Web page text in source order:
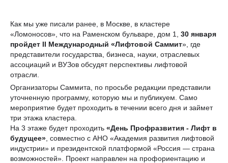
Как мы уже писали ранее, в Москве, в кластере
«Ломоносов», что на Раменском бульваре, дом 1, 30 января
пройдет II Международный «Лифтовой Саммит», где
представители государства, бизнеса, науки, отраслевых
ассоциаций и ВУЗов обсудят перспективы лифтовой
отрасли.
Организаторы Саммита, по просьбе редакции представили
уточненную программу, которую мы и публикуем. Само
мероприятие будет проходить в течении всего дня и займет
три этажа кластера.
На 3 этаже будет проходить «День Профразвития - Лифт в
будущее» , совместно с АНО «Академия развития лифтовой
индустрии» и президентской платформой «Россия — страна
возможностей». Проект направлен на профориентацию и